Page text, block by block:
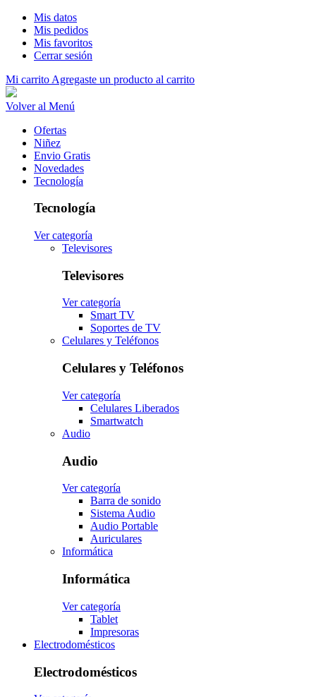
Mis datos
Mis pedidos
Mis favoritos
Cerrar sesión
Mi carrito Agregaste un producto al carrito
Volver al Menú
Ofertas
Niñez
Envio Gratis
Novedades
Tecnología
Tecnología
Ver categoría
Televisores
Televisores
Ver categoría
Smart TV
Soportes de TV
Celulares y Teléfonos
Celulares y Teléfonos
Ver categoría
Celulares Liberados
Smartwatch
Audio
Audio
Ver categoría
Barra de sonido
Sistema Audio
Audio Portable
Auriculares
Informática
Informática
Ver categoría
Tablet
Impresoras
Electrodomésticos
Electrodomésticos